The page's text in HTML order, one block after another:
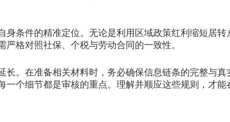
件的精准定位。无论是利用区域政策红利缩短居转
格对照社保、个税与劳动合同的一致性。
。在准备相关材料时，务必确保信息链条的完整与真
一个细节都是审核的重点。理解并顺应这些规则，才